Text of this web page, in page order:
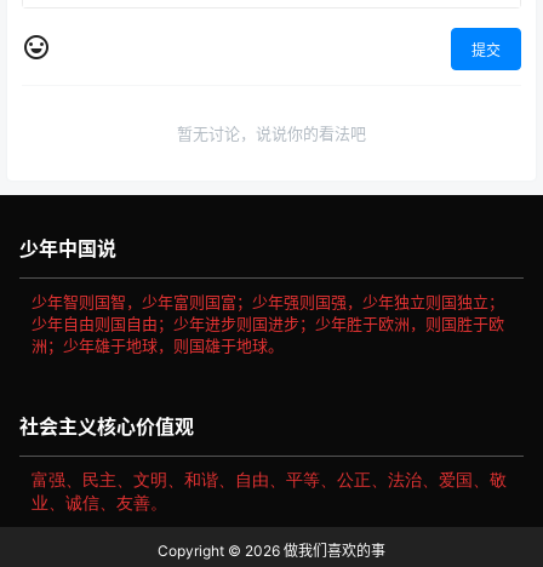
提交
暂无讨论，说说你的看法吧
少年中国说
少年智则国智，少年富则国富；少年强则国强，少年独立则国独立；
少年自由则国自由；少年进步则国进步；少年胜于欧洲，则国胜于欧
洲；少年雄于地球，则国雄于地球。
社会主义核心价值观
富强、民主、文明、和谐、自由、平等、公正、法治、爱国、敬
业、诚信、友善。
Copyright © 2026 做我们喜欢的事